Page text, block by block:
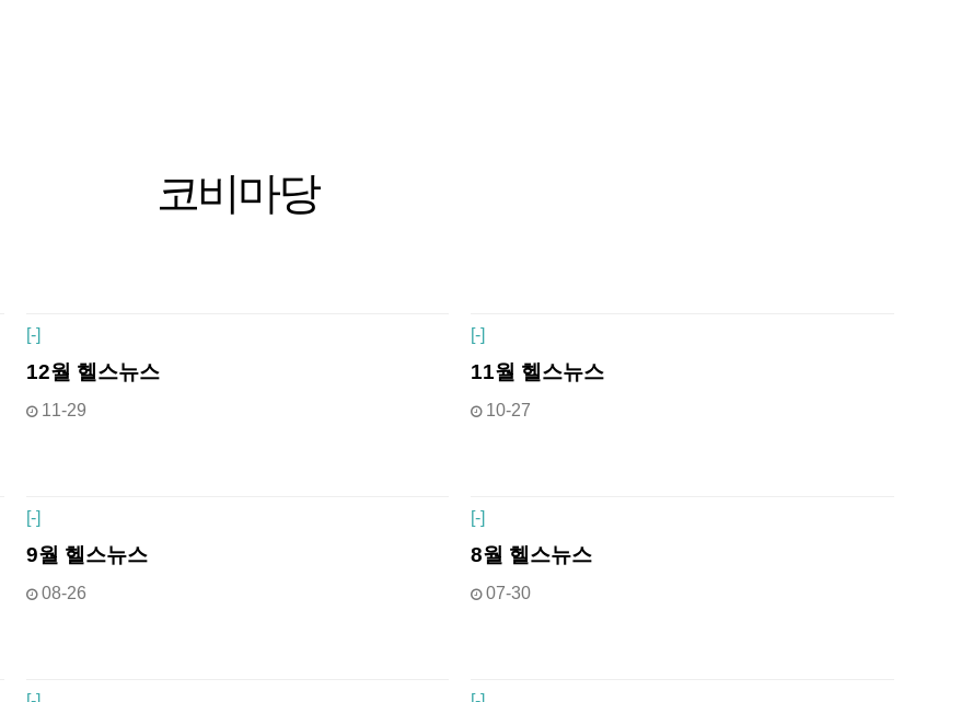
코비마당
[-]
12월 헬스뉴스
11-29
[-]
11월 헬스뉴스
10-27
[-]
9월 헬스뉴스
08-26
[-]
8월 헬스뉴스
07-30